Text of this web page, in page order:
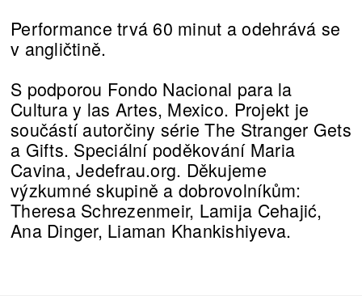
Performance trvá 60 minut a odehrává se
v angličtině.
S podporou Fondo Nacional para la
Cultura y las Artes, Mexico. Projekt je
součástí autorčiny série The Stranger Gets
a Gifts. Speciální poděkování Maria
Cavina, Jedefrau.org. Děkujeme
výzkumné skupině a dobrovolníkům:
Theresa Schrezenmeir, Lamija Cehajić,
Ana Dinger, Liaman Khankishiyeva.